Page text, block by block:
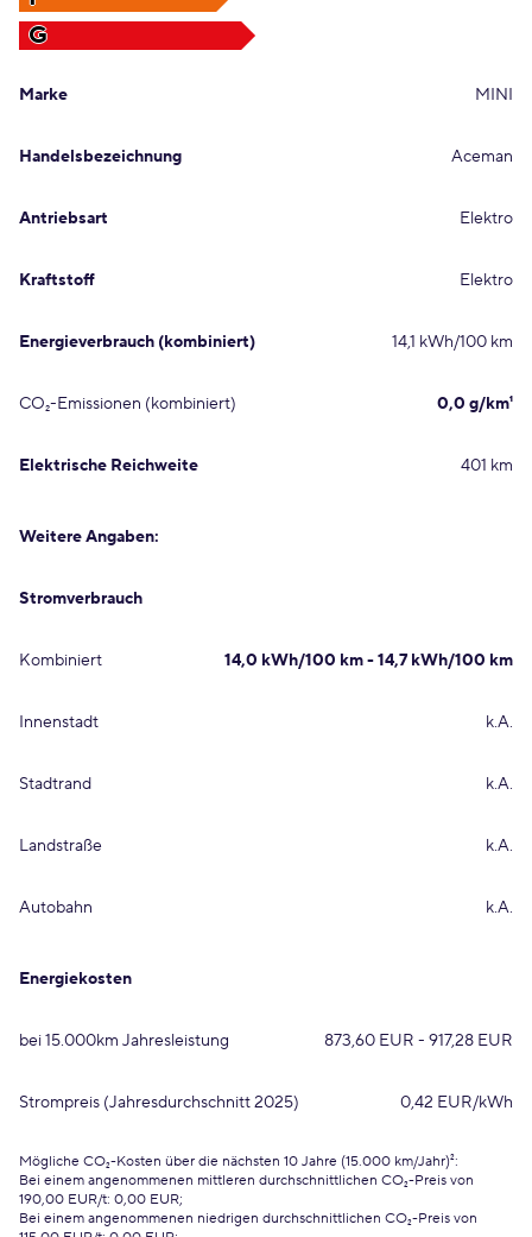
G
Marke MINI
Handelsbezeichnung Aceman
Antriebsart Elektro
Kraftstoff Elektro
Energieverbrauch (kombiniert) 14,1 kWh/100 km
CO₂-Emissionen (kombiniert) 0,0 g/km¹
Elektrische Reichweite 401 km
Weitere Angaben:
Stromverbrauch
Kombiniert 14,0 kWh/100 km - 14,7 kWh/100 km
Innenstadt k.A.
Stadtrand k.A.
Landstraße k.A.
Autobahn k.A.
Energiekosten
bei 15.000km Jahresleistung 873,60 EUR - 917,28 EUR
Strompreis (Jahresdurchschnitt 2025) 0,42 EUR/kWh
Mögliche CO₂-Kosten über die nächsten 10 Jahre (15.000 km/Jahr)²:
Bei einem angenommenen mittleren durchschnittlichen CO₂-Preis von
190,00 EUR/t: 0,00 EUR;
Bei einem angenommenen niedrigen durchschnittlichen CO₂-Preis von